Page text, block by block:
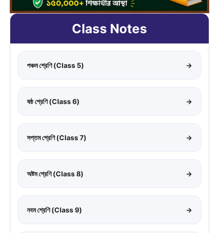
Class Notes
পঞ্চম শ্রেণি (Class 5) →
ষষ্ঠ শ্রেণি (Class 6) →
সপ্তম শ্রেণি (Class 7) →
অষ্টম শ্রেণি (Class 8) →
নবম শ্রেণি (Class 9) →